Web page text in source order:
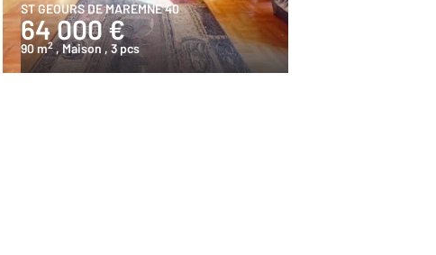
ST GEOURS DE MAREMNE 40
64 000 €
90 m2 , Maison , 3 pcs